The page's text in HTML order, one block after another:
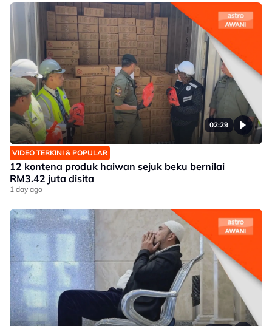
02:29
VIDEO TERKINI & POPULAR
12 kontena produk haiwan sejuk beku bernilai
RM3.42 juta disita
1 day ago